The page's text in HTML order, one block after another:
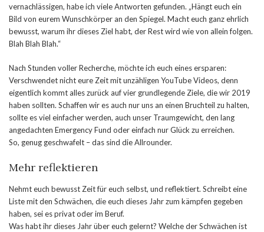
vernachlässigen, habe ich viele Antworten gefunden. „Hängt euch ein
Bild von eurem Wunschkörper an den Spiegel. Macht euch ganz ehrlich
bewusst, warum ihr dieses Ziel habt, der Rest wird wie von allein folgen.
Blah Blah Blah.“
Nach Stunden voller Recherche, möchte ich euch eines ersparen:
Verschwendet nicht eure Zeit mit unzähligen YouTube Videos, denn
eigentlich kommt alles zurück auf vier grundlegende Ziele, die wir 2019
haben sollten. Schaffen wir es auch nur uns an einen Bruchteil zu halten,
sollte es viel einfacher werden, auch unser Traumgewicht, den lang
angedachten Emergency Fund oder einfach nur Glück zu erreichen.
So, genug geschwafelt – das sind die Allrounder.
Mehr reflektieren
Nehmt euch bewusst Zeit für euch selbst, und reflektiert. Schreibt eine
Liste mit den Schwächen, die euch dieses Jahr zum kämpfen gegeben
haben, sei es privat oder im Beruf.
Was habt ihr dieses Jahr über euch gelernt? Welche der Schwächen ist